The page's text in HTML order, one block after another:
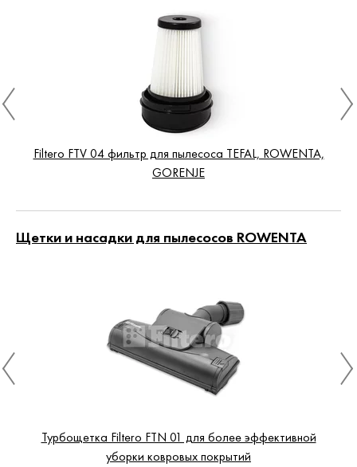
Filtero FTV 04 фильтр для пылесоса TEFAL, ROWENTA,
GORENJE
Щетки и насадки для пылесосов ROWENTA
Турбощетка Filtero FTN 01 для более эффективной
уборки ковровых покрытий